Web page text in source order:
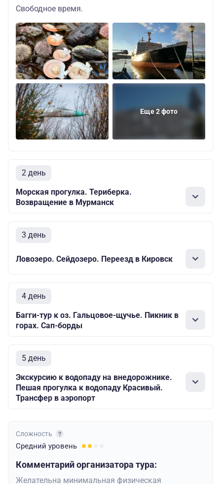
Свободное время.
Еще 2 фото
2 день
Морская прогулка. Териберка.
Возвращение в Мурманск
3 день
Ловозеро. Сейдозеро. Переезд в Кировск
4 день
Багги-тур к оз. Гальцовое-щучье. Пикник в
горах. Сап-борды
5 день
Экскурсию к водопаду на внедорожнике.
Пешая прогулка к водопаду Красивый.
Трансфер в аэропорт
Сложность
Средний уровень
Комментарий организатора тура:
Желательна минимальная физическая